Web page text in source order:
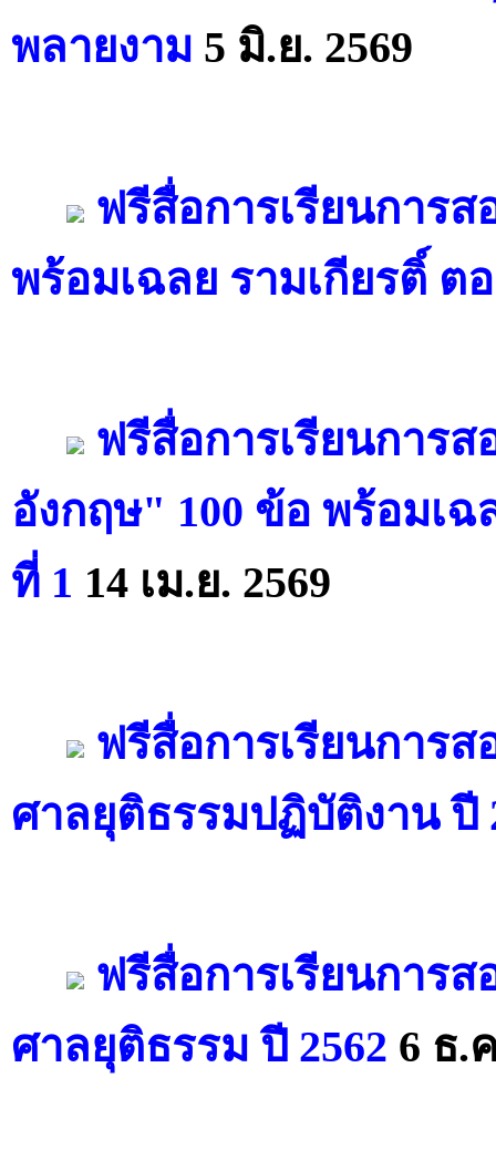
พลายงาม 5 มิ.ย. 2569
ฟรีสื่อการเรียนการ
พร้อมเฉลย รามเกียรติ์ ต
ฟรีสื่อการเรียนการ
อังกฤษ" 100 ข้อ พร้อมเ
ที่ 1 14 เม.ย. 2569
ฟรีสื่อการเรียนการ
ศาลยุติธรรมปฏิบัติงาน ปี
ฟรีสื่อการเรียนการ
ศาลยุติธรรม ปี 2562 6 ธ.